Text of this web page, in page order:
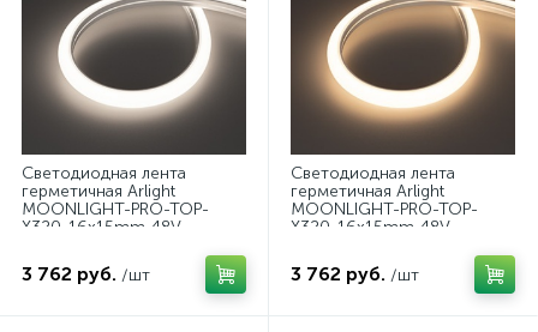
Светодиодная лента
герметичная Arlight
MOONLIGHT-PRO-TOP-
X320-16x15mm 48V
30m, wire x2) (Силикон)
061063
3 762 руб. /шт
Светодиодная лента
герметичная Arlight
MOONLIGHT-PRO-TOP-
X320-16x15mm 48V
30m, wire x2) (Силикон)
061062
3 762 руб. /шт